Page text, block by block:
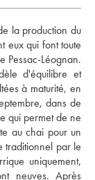
la production du
eux qui font toute
Pessac-Léognan.
d'équilibre et
à maturité, en
dans de
qui permet de ne
au chai pour un
traditionnel par le
uniquement,
neuves. Après